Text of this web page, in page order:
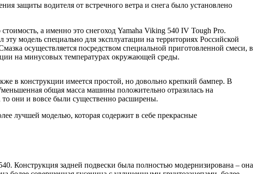
защиты водителя от встречного ветра и снега было установлено
а именно это снегоход Yamaha Viking 540 IV Tough Pro.
модель специально для эксплуатации на территориях Российской
осуществляется посредством специальной приготовленной смеси, в
на минусовых температурах окружающей среды.
в конструкции имеется простой, но довольно крепкий бампер. В
общая масса машины положительно отразилась на
то они и вовсе были существенно расширены.
лучшей моделью, которая содержит в себе прекрасные
Конструкция задней подвески была полностью модернизирована – она